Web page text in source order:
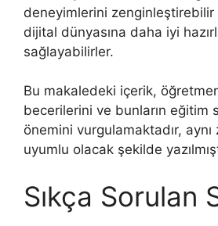
deneyimlerini zenginleştirebilir
dijital dünyasına daha iyi
sağlayabilirler.
Bu makaledeki içerik,
becerilerini ve bunların eğitim
önemini vurgulamaktadır, aynı
uyumlu olacak şekilde
Sıkça Sorulan